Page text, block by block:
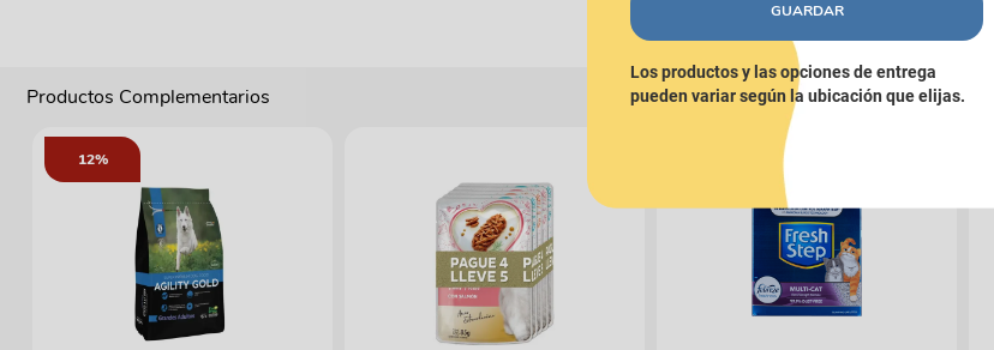
Productos Complementarios
12%
GUARDAR
Los productos y las opciones de entrega
pueden variar según la ubicación que elijas.